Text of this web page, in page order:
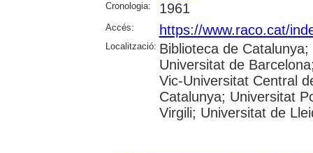
Cronologia: 1961
Accés: https://www.raco.cat/
Localització: Biblioteca de
Universitat de
Vic-Universitat Central
Catalunya; Universitat
Virgili; Universitat de